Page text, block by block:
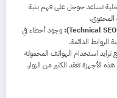
تساعد جوجل على فهم بنية
المحتوى.
وجود أخطاء في
تزايد استخدام الهواتف المحمولة
الأجهزة تفقد الكثير من الزوار.